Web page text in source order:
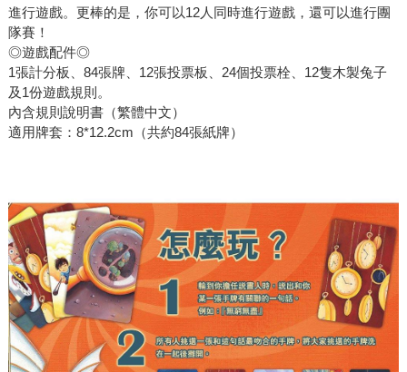
進行遊戲。更棒的是，你可以12人同時進行遊戲，還可以進行團
隊賽！
◎遊戲配件◎
1張計分板、84張牌、12張投票板、24個投票栓、12隻木製兔子
及1份遊戲規則。
內含規則說明書（繁體中文）
適用牌套：8*12.2cm（共約84張紙牌）